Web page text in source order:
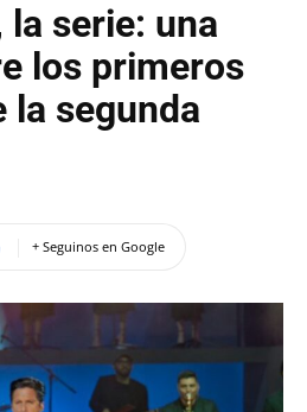
serie: una
los primeros
la segunda
+ Seguinos en Google